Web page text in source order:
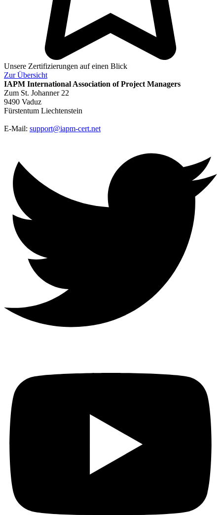
Unsere Zertifizierungen auf einen Blick
ZurÜbersicht
IAPM International Association of Project Managers
Zum St. Johanner 22
9490 Vaduz
Fürstentum Liechtenstein
E-Mail: support@iapm-cert.net